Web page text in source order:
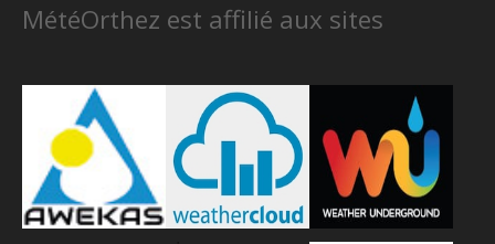
MétéOrthez est affilié aux sites